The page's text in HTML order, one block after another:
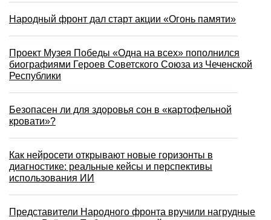
Народный фронт дал старт акции «Огонь памяти»
Проект Музея Победы «Одна на всех» пополнился
биографиями Героев Советского Союза из Чеченской
Республики
Безопасен ли для здоровья сон в «картофельной
кровати»?
Как нейросети открывают новые горизонты в
диагностике: реальные кейсы и перспективы
использования ИИ
Представители Народного фронта вручили нагрудные